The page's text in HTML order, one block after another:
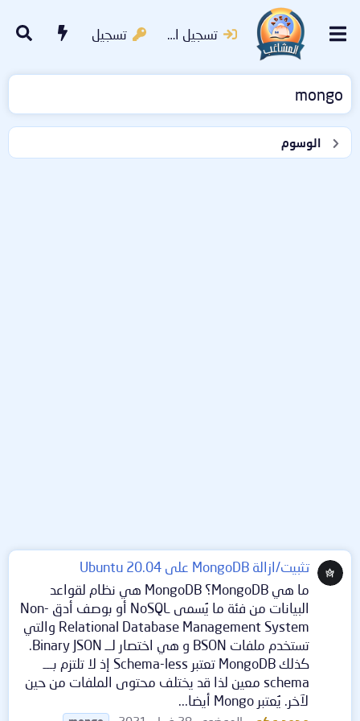
تسجيل الدخول تسجيل
mongo
الوسوم
تثبيت/ازالة MongoDB على Ubuntu 20.04
ما هي MongoDB؟ MongoDB هي نظام لقواعد
البيانات من فئة ما يُسمى NoSQL أو بوصف أدق Non-
Relational Database Management System والتي
تستخدم ملفات BSON و هي اختصار لــ Binary JSON.
كذلك MongoDB تعتبر Schema-less إذ لا تلتزم بـــ
schema معين لذا قد يختلف محتوى الملفات من حين
لآخر. يُعتبر Mongo أيضا...